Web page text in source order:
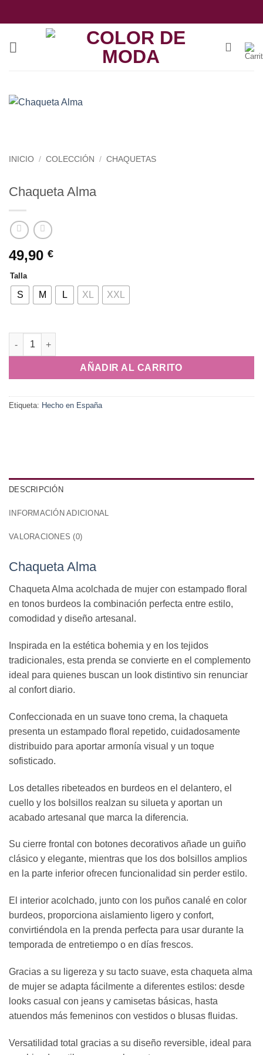
al
INICIO / COLECCIÓN / CHAQUETAS
Chaqueta Alma
49,90 €
Talla
S M L XL XXL
Chaqueta Alma cantidad
AÑADIR AL CARRITO
Etiqueta: Hecho en España
DESCRIPCIÓN
INFORMACIÓN ADICIONAL
VALORACIONES (0)
Chaqueta Alma
Chaqueta Alma acolchada de mujer con estampado floral
en tonos burdeos la combinación perfecta entre estilo,
comodidad y diseño artesanal.
Inspirada en la estética bohemia y en los tejidos
tradicionales, esta prenda se convierte en el complemento
ideal para quienes buscan un look distintivo sin renunciar
al confort diario.
Confeccionada en un suave tono crema, la chaqueta
presenta un estampado floral repetido, cuidadosamente
distribuido para aportar armonía visual y un toque
sofisticado.
Los detalles ribeteados en burdeos en el delantero, el
cuello y los bolsillos realzan su silueta y aportan un
acabado artesanal que marca la diferencia.
Su cierre frontal con botones decorativos añade un guiño
clásico y elegante, mientras que los dos bolsillos amplios
en la parte inferior ofrecen funcionalidad sin perder estilo.
El interior acolchado, junto con los puños canalé en color
burdeos, proporciona aislamiento ligero y confort,
convirtiéndola en la prenda perfecta para usar durante la
temporada de entretiempo o en días frescos.
Gracias a su ligereza y su tacto suave, esta chaqueta alma
de mujer se adapta fácilmente a diferentes estilos: desde
looks casual con jeans y camisetas básicas, hasta
atuendos más femeninos con vestidos o blusas fluidas.
Versatilidad total gracias a su diseño reversible, ideal para